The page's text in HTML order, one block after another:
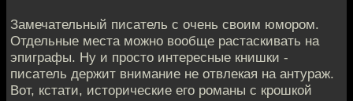
Замечательный писатель с очень своим юмором.
Отдельные места можно вообще растаскивать на
эпиграфы. Ну и просто интересные книшки -
писатель держит внимание не отвлекая на антураж.
Вот, кстати, исторические его романы с крошкой